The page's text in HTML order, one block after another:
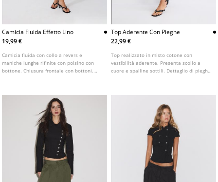
Camicia Fluida Effetto Lino
19,99 €
Camicia fluida con collo a revers e
maniche lunghe rifinite con polsino con
bottone. Chiusura frontale con bottoni.
Top Aderente Con Pieghe
22,99 €
Top realizzato in misto cotone con
vestibilità aderente. Presenta scollo a
cuore e spalline sottili. Dettaglio di pieghe